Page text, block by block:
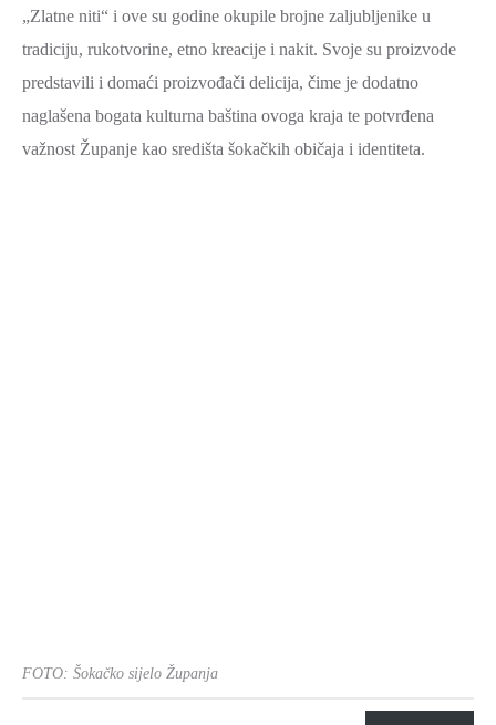
„Zlatne niti“ i ove su godine okupile brojne zaljubljenike u
tradiciju, rukotvorine, etno kreacije i nakit. Svoje su proizvode
predstavili i domaći proizvođači delicija, čime je dodatno
naglašena bogata kulturna baština ovoga kraja te potvrđena
važnost Županje kao središta šokačkih običaja i identiteta.
FOTO: Šokačko sijelo Županja